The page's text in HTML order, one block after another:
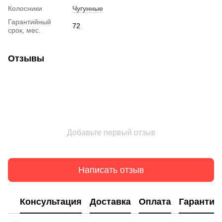
Колосники
Чугунные
Гарантийный
срок, мес.
72
Отзывы
Добавьте первый отзыв
Написать отзыв
Консультация Доставка Оплата Гарантия